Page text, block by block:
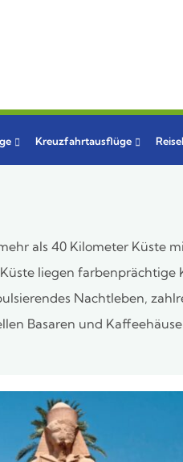
Kreuzfahrtausflüge
als 40 Kilometer Küste
liegen
Nachtleben,
Basaren und